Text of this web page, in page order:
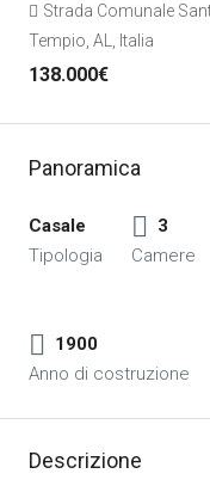
Strada Comunale
Tempio, AL, Italia
138.000€
Panoramica
Casale
Tipologia
3
Camere
1900
Anno di costruzione
Descrizione